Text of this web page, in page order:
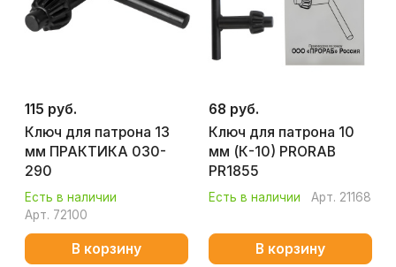
115 руб.
Ключ для патрона 13
мм ПРАКТИКА 030-
290
Есть в наличии
Арт. 72100
В корзину
68 руб.
Ключ для патрона 10
мм (К-10) PRORAB
PR1855
Есть в наличии Арт. 21168
В корзину